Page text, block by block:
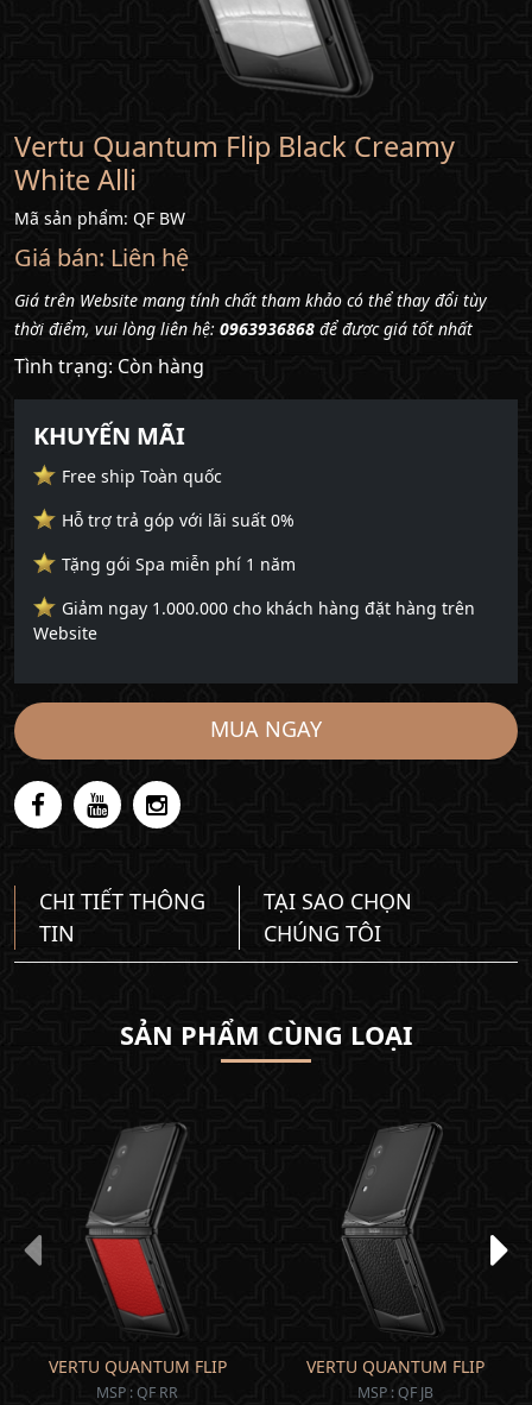
Vertu Quantum Flip Black Creamy
White Alli
Mã sản phẩm: QF BW
Giá bán: Liên hệ
Giá trên Website mang tính chất tham khảo có thể thay đổi tùy
thời điểm, vui lòng liên hệ: 0963936868 để được giá tốt nhất
Tình trạng: Còn hàng
KHUYẾN MÃI
Free ship Toàn quốc
Hỗ trợ trả góp với lãi suất 0%
Tặng gói Spa miễn phí 1 năm
Giảm ngay 1.000.000 cho khách hàng đặt hàng trên
Website
MUA NGAY
CHI TIẾT THÔNG
TIN
TẠI SAO CHỌN
CHÚNG TÔI
SẢN PHẨM CÙNG LOẠI
VERTU QUANTUM FLIP
MSP : QF RR
VERTU QUANTUM FLIP
MSP : QF JB